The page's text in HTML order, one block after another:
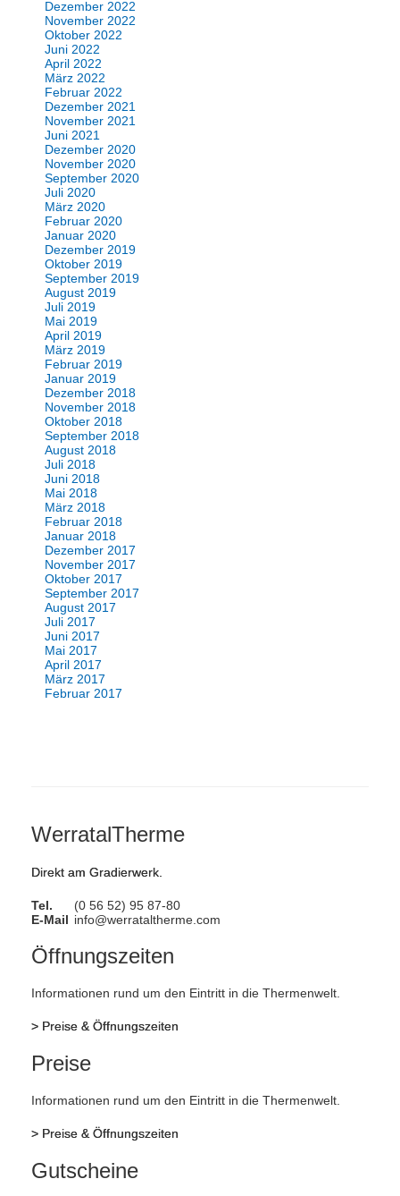
Dezember 2022
November 2022
Oktober 2022
Juni 2022
April 2022
März 2022
Februar 2022
Dezember 2021
November 2021
Juni 2021
Dezember 2020
November 2020
September 2020
Juli 2020
März 2020
Februar 2020
Januar 2020
Dezember 2019
Oktober 2019
September 2019
August 2019
Juli 2019
Mai 2019
April 2019
März 2019
Februar 2019
Januar 2019
Dezember 2018
November 2018
Oktober 2018
September 2018
August 2018
Juli 2018
Juni 2018
Mai 2018
März 2018
Februar 2018
Januar 2018
Dezember 2017
November 2017
Oktober 2017
September 2017
August 2017
Juli 2017
Juni 2017
Mai 2017
April 2017
März 2017
Februar 2017
WerratalTherme
Direkt am Gradierwerk.
Tel.
(0 56 52) 95 87-80
E-Mail info@werrataltherme.com
Öffnungszeiten
Informationen rund um den Eintritt in die Thermenwelt.
> Preise & Öffnungszeiten
Preise
Informationen rund um den Eintritt in die Thermenwelt.
> Preise & Öffnungszeiten
Gutscheine